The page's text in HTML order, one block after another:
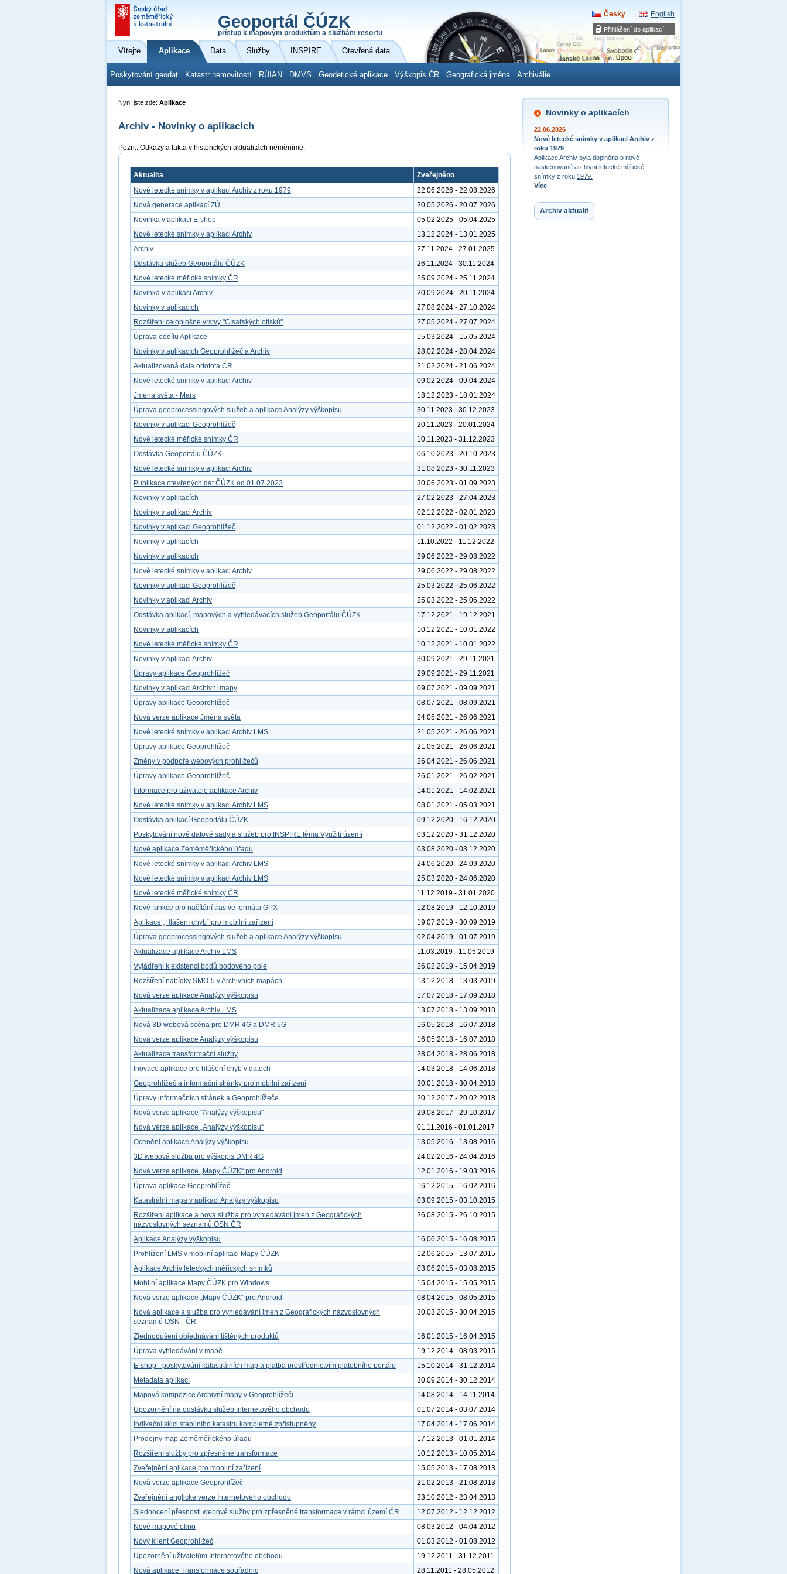
Přihlášení do aplikací
Geoportál ČÚZK
přístup k mapovým produktům a službám resortu
Česky English
Vítejte Aplikace Data Služby INSPIRE Otevřená data
Poskytování geodat Katastr nemovitostí RÚIAN DMVS Geodetické aplikace Výškopis ČR Geografická jména Archiválie
Novinky o aplikacích
22.06.2026
Nové letecké snímky v aplikaci Archiv z
roku 1979
Aplikace Archiv byla doplněna o nově
naskenované archivní letecké měřické
snímky z roku 1979.
Více
Archiv aktualit
Nyní jste zde: Aplikace
Archiv - Novinky o aplikacích
Pozn.: Odkazy a fakta v historických aktualitách neměníme.
Aktualita
Zveřejněno
Nové letecké snímky v aplikaci Archiv z roku 1979
22.06.2026 - 22.08.2026
Nová generace aplikací ZÚ
20.05.2026 - 20.07.2026
Novinka v aplikaci E-shop
05.02.2025 - 05.04.2025
Nové letecké snímky v aplikaci Archiv
13.12.2024 - 13.01.2025
Archiv
27.11.2024 - 27.01.2025
Odstávka služeb Geoportálu ČÚZK
26.11.2024 - 30.11.2024
Nové letecké měřické snímky ČR
25.09.2024 - 25.11.2024
Novinka v aplikaci Archiv
20.09.2024 - 20.11.2024
Novinky v aplikacích
27.08.2024 - 27.10.2024
Rozšíření celoplošné vrstvy "Císařských otisků"
27.05.2024 - 27.07.2024
Úprava oddílu Aplikace
15.03.2024 - 15.05.2024
Novinky v aplikacích Geoprohlížeč a Archiv
28.02.2024 - 28.04.2024
Aktualizovaná data ortofota ČR
21.02.2024 - 21.06.2024
Nové letecké snímky v aplikaci Archiv
09.02.2024 - 09.04.2024
Jména světa - Mars
18.12.2023 - 18.01.2024
Úprava geoprocessingových služeb a aplikace Analýzy výškopisu
30.11.2023 - 30.12.2023
Novinky v aplikaci Geoprohlížeč
20.11.2023 - 20.01.2024
Nové letecké měřické snímky ČR
10.11.2023 - 31.12.2023
Odstávka Geoportálu ČÚZK
06.10.2023 - 20.10.2023
Nové letecké snímky v aplikaci Archiv
31.08.2023 - 30.11.2023
Publikace otevřených dat ČÚZK od 01.07.2023
30.06.2023 - 01.09.2023
Novinky v aplikacích
27.02.2023 - 27.04.2023
Novinky v aplikaci Archiv
02.12.2022 - 02.01.2023
Novinky v aplikaci Geoprohlížeč
01.12.2022 - 01.02.2023
Novinky v aplikacích
11.10.2022 - 11.12.2022
Novinky v aplikacích
29.06.2022 - 29.08.2022
Nové letecké snímky v aplikaci Archiv
29.06.2022 - 29.08.2022
Novinky v aplikaci Geoprohlížeč
25.03.2022 - 25.06.2022
Novinky v aplikaci Archiv
25.03.2022 - 25.06.2022
Odstávka aplikací, mapových a vyhledávacích služeb Geoportálu ČÚZK
17.12.2021 - 19.12.2021
Novinky v aplikacích
10.12.2021 - 10.01.2022
Nové letecké měřické snímky ČR
10.12.2021 - 10.01.2022
Novinky v aplikaci Archiv
30.09.2021 - 29.11.2021
Úpravy aplikace Geoprohlížeč
29.09.2021 - 29.11.2021
Novinky v aplikaci Archivní mapy
09.07.2021 - 09.09.2021
Úpravy aplikace Geoprohlížeč
08.07.2021 - 08.09.2021
Nová verze aplikace Jména světa
24.05.2021 - 26.06.2021
Nové letecké snímky v aplikaci Archiv LMS
21.05.2021 - 26.06.2021
Úpravy aplikace Geoprohlížeč
21.05.2021 - 26.06.2021
Změny v podpoře webových prohlížečů
26.04.2021 - 26.06.2021
Úpravy aplikace Geoprohlížeč
26.01.2021 - 26.02.2021
Informace pro uživatele aplikace Archiv
14.01.2021 - 14.02.2021
Nové letecké snímky v aplikaci Archiv LMS
08.01.2021 - 05.03.2021
Odstávka aplikací Geoportálu ČÚZK
09.12.2020 - 16.12.2020
Poskytování nové datové sady a služeb pro INSPIRE téma Využití území
03.12.2020 - 31.12.2020
Nové aplikace Zeměměřického úřadu
03.08.2020 - 03.12.2020
Nové letecké snímky v aplikaci Archiv LMS
24.06.2020 - 24.09.2020
Nové letecké snímky v aplikaci Archiv LMS
25.03.2020 - 24.06.2020
Nové letecké měřické snímky ČR
11.12.2019 - 31.01.2020
Nové funkce pro načítání tras ve formátu GPX
12.08.2019 - 12.10.2019
Aplikace „Hlášení chyb“ pro mobilní zařízení
19.07.2019 - 30.09.2019
Úprava geoprocessingových služeb a aplikace Analýzy výškopisu
02.04.2019 - 01.07.2019
Aktualizace aplikace Archiv LMS
11.03.2019 - 11.05.2019
Vyjádření k existenci bodů bodového pole
26.02.2019 - 15.04.2019
Rozšíření nabídky SMO-5 v Archivních mapách
13.12.2018 - 13.03.2019
Nová verze aplikace Analýzy výškopisu
17.07.2018 - 17.09.2018
Aktualizace aplikace Archiv LMS
13.07.2018 - 13.09.2018
Nová 3D webová scéna pro DMR 4G a DMR 5G
16.05.2018 - 16.07.2018
Nová verze aplikace Analýzy výškopisu
16.05.2018 - 16.07.2018
Aktualizace transformační služby
28.04.2018 - 28.06.2018
Inovace aplikace pro hlášení chyb v datech
14.03.2018 - 14.06.2018
Geoprohlížeč a informační stránky pro mobilní zařízení
30.01.2018 - 30.04.2018
Úpravy informačních stránek a Geoprohlížeče
20.12.2017 - 20.02.2018
Nová verze aplikace "Analýzy výškopisu"
29.08.2017 - 29.10.2017
Nová verze aplikace „Analýzy výškopisu“
01.11.2016 - 01.01.2017
Ocenění aplikace Analýzy výškopisu
13.05.2016 - 13.08.2016
3D webová služba pro výškopis DMR 4G
24.02.2016 - 24.04.2016
Nová verze aplikace „Mapy ČÚZK“ pro Android
12.01.2016 - 19.03.2016
Úprava aplikace Geoprohlížeč
16.12.2015 - 16.02.2016
Katastrální mapa v aplikaci Analýzy výškopisu
03.09.2015 - 03.10.2015
Rozšíření aplikace a nová služba pro vyhledávání jmen z Geografických
názvoslovných seznamů OSN ČR
26.08.2015 - 26.10.2015
Aplikace Analýzy výškopisu
16.06.2015 - 16.08.2015
Prohlížení LMS v mobilní aplikaci Mapy ČÚZK
12.06.2015 - 13.07.2015
Aplikace Archiv leteckých měřických snímků
03.06.2015 - 03.08.2015
Mobilní aplikace Mapy ČÚZK pro Windows
15.04.2015 - 15.05.2015
Nová verze aplikace „Mapy ČÚZK“ pro Android
08.04.2015 - 08.05.2015
Nová aplikace a služba pro vyhledávání jmen z Geografických názvoslovných
seznamů OSN - ČR
30.03.2015 - 30.04.2015
Zjednodušení objednávání tištěných produktů
16.01.2015 - 16.04.2015
Úprava vyhledávání v mapě
19.12.2014 - 08.03.2015
E-shop - poskytování katastrálních map a platba prostřednictvím platebního portálu
15.10.2014 - 31.12.2014
Metadata aplikací
30.09.2014 - 30.12.2014
Mapová kompozice Archivní mapy v Geoprohlížeči
14.08.2014 - 14.11.2014
Upozornění na odstávku služeb Internetového obchodu
01.07.2014 - 03.07.2014
Indikační skici stabilního katastru kompletně zpřístupněny
17.04.2014 - 17.06.2014
Prodejny map Zeměměřického úřadu
17.12.2013 - 01.01.2014
Rozšíření služby pro zpřesněné transformace
10.12.2013 - 10.05.2014
Zveřejnění aplikace pro mobilní zařízení
15.05.2013 - 17.08.2013
Nová verze aplikace Geoprohlížeč
21.02.2013 - 21.08.2013
Zveřejnění anglické verze Internetového obchodu
23.10.2012 - 23.04.2013
Sjednocení přesnosti webové služby pro zpřesněné transformace v rámci území ČR
12.07.2012 - 12.12.2012
Nové mapové okno
08.03.2012 - 04.04.2012
Nový klient Geoprohlížeč
01.03.2012 - 01.08.2012
Upozornění uživatelům Internetového obchodu
19.12.2011 - 31.12.2011
Nová aplikace Transformace souřadnic
28.11.2011 - 28.05.2012